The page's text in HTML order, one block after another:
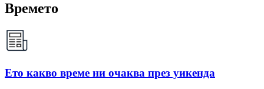
Времето
Ето какво време ни очаква през уикенда